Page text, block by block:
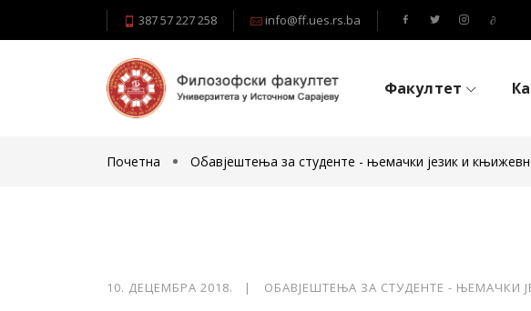
387 57 227 258 info@ff.ues.rs.ba
Факултет
Почетна Обавјештења за студенте - њемачки језик и
10. ДЕЦЕМБРА 2018. | ОБАВЈЕШТЕЊА ЗА СТУДЕНТЕ - ЊЕМАЧКИ